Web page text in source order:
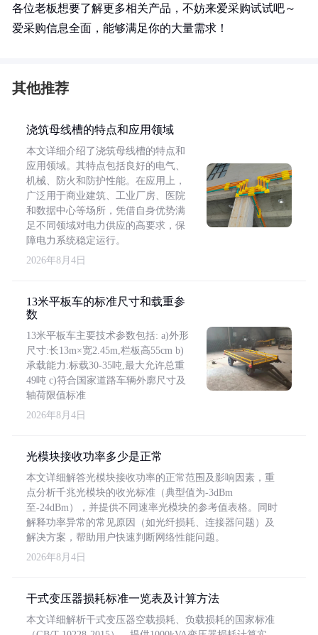
各位老板想要了解更多相关产品，不妨来爱采购试试吧～
爱采购信息全面，能够满足你的大量需求！
其他推荐
浇筑母线槽的特点和应用领域
本文详细介绍了浇筑母线槽的特点和
应用领域。其特点包括良好的电气、
机械、防火和防护性能。在应用上，
广泛用于商业建筑、工业厂房、医院
和数据中心等场所，凭借自身优势满
足不同领域对电力供应的高要求，保
障电力系统稳定运行。
2026年8月4日
13米平板车的标准尺寸和载重参
数
13米平板车主要技术参数包括: a)外形
尺寸:长13m×宽2.45m,栏板高55cm b)
承载能力:标载30-35吨,最大允许总重
49吨 c)符合国家道路车辆外廓尺寸及
轴荷限值标准
2026年8月4日
光模块接收功率多少是正常
本文详细解答光模块接收功率的正常范围及影响因素，重
点分析千兆光模块的收光标准（典型值为-3dBm
至-24dBm），并提供不同速率光模块的参考值表格。同时
解释功率异常的常见原因（如光纤损耗、连接器问题）及
解决方案，帮助用户快速判断网络性能问题。
2026年8月4日
干式变压器损耗标准一览表及计算方法
本文详细解析干式变压器空载损耗、负载损耗的国家标准